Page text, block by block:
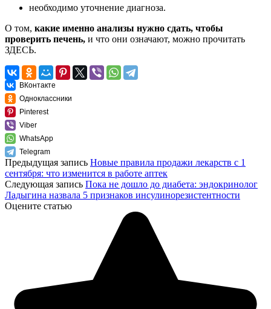
необходимо уточнение диагноза.
О том, какие именно анализы нужно сдать, чтобы
проверить печень, и что они означают, можно прочитать
ЗДЕСЬ.
ВКонтакте
Одноклассники
Pinterest
Viber
WhatsApp
Telegram
Предыдущая запись Новые правила продажи лекарств с 1
сентября: что изменится в работе аптек
Следующая запись Пока не дошло до диабета: эндокринолог
Ладыгина назвала 5 признаков инсулинорезистентности
Оцените статью